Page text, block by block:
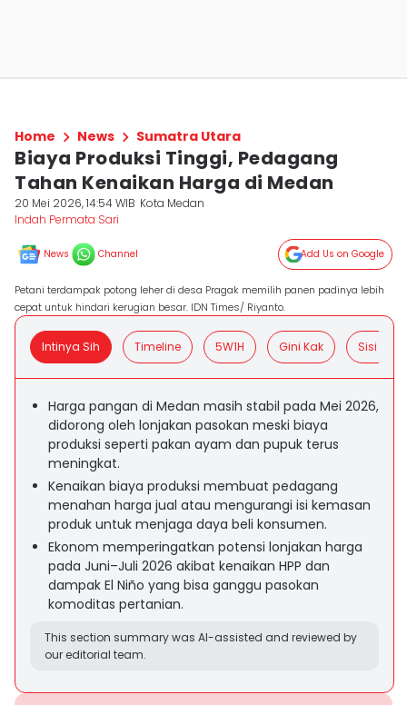
Home News Sumatra Utara
Biaya Produksi Tinggi, Pedagang
Tahan Kenaikan Harga di Medan
20 Mei 2026, 14:54 WIB Kota Medan
Indah Permata Sari
News Channel Add Us on Google
Petani terdampak potong leher di desa Pragak memilih panen padinya lebih
cepat untuk hindari kerugian besar. IDN Times/ Riyanto.
Intinya Sih Timeline 5W1H Gini Kak Sisi
Harga pangan di Medan masih stabil pada Mei 2026,
didorong oleh lonjakan pasokan meski biaya
produksi seperti pakan ayam dan pupuk terus
meningkat.
Kenaikan biaya produksi membuat pedagang
menahan harga jual atau mengurangi isi kemasan
produk untuk menjaga daya beli konsumen.
Ekonom memperingatkan potensi lonjakan harga
pada Juni–Juli 2026 akibat kenaikan HPP dan
dampak El Niño yang bisa ganggu pasokan
komoditas pertanian.
This section summary was AI-assisted and reviewed by
our editorial team.